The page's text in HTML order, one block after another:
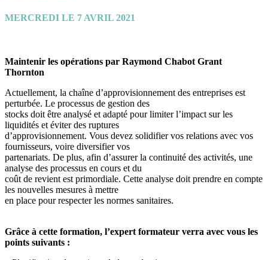
MERCREDI LE 7 AVRIL 2021
Maintenir les opérations par Raymond Chabot Grant
Thornton
Actuellement, la chaîne d’approvisionnement des entreprises est
perturbée. Le processus de gestion des
stocks doit être analysé et adapté pour limiter l’impact sur les
liquidités et éviter des ruptures
d’approvisionnement. Vous devez solidifier vos relations avec vos
fournisseurs, voire diversifier vos
partenariats. De plus, afin d’assurer la continuité des activités, une
analyse des processus en cours et du
coût de revient est primordiale. Cette analyse doit prendre en compte
les nouvelles mesures à mettre
en place pour respecter les normes sanitaires.
Grâce à cette formation, l’expert formateur verra avec vous les
points suivants :